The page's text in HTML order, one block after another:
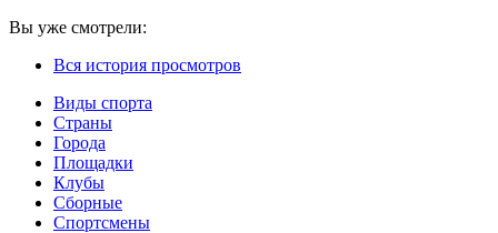
Вы уже смотрели:
Вся история просмотров
Виды спорта
Страны
Города
Площадки
Клубы
Сборные
Спортсмены